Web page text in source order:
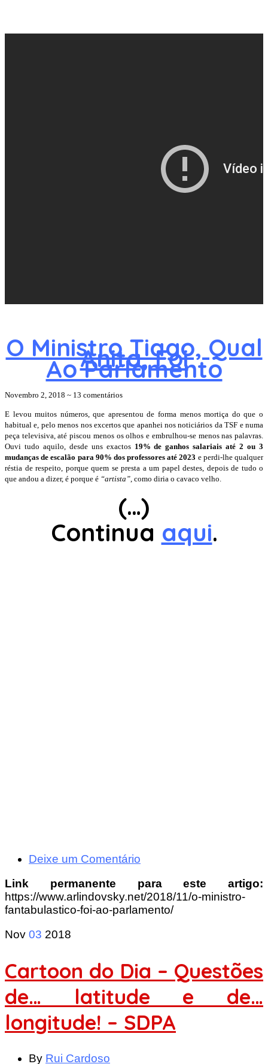
O Ministro Tiago, Qual
Anita, Foi
Ao Parlamento
Novembro 2, 2018 ~ 13 comentários
E levou muitos números, que apresentou de forma menos mortiça do que o
habitual e, pelo menos nos excertos que apanhei nos noticiários da TSF e numa
peça televisiva, até piscou menos os olhos e embrulhou-se menos nas palavras.
Ouvi tudo aquilo, desde uns exactos 19% de ganhos salariais até 2 ou 3
mudanças de escalão para 90% dos professores até 2023 e perdi-lhe qualquer
réstia de respeito, porque quem se presta a um papel destes, depois de tudo o
que andou a dizer, é porque é “artista” , como diria o cavaco velho.
(…)
Continua aqui.
Deixe um Comentário
Link permanente para este artigo:
https://www.arlindovsky.net/2018/11/o-ministro-
fantabulastico-foi-ao-parlamento/
Nov 03 2018
Cartoon do Dia – Questões
de… latitude e de…
longitude! – SDPA
By Rui Cardoso